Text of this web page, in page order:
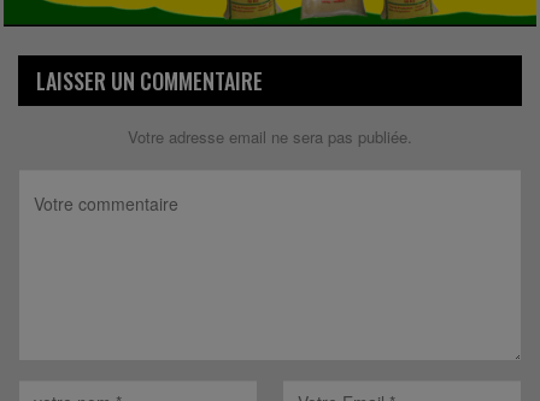
LAISSER UN COMMENTAIRE
Votre adresse email ne sera pas publiée.